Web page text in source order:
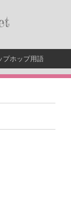
プホップ用語